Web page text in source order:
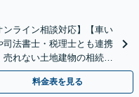
ンライン相談対応】【車い
法書士・税理士とも連携
れない土地建物の相続／
さい」
料金表を見る